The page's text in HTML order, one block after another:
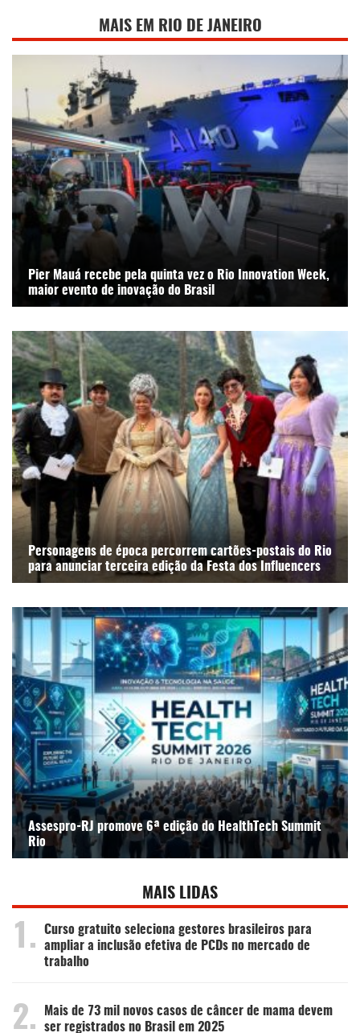
MAIS EM RIO DE JANEIRO
Pier Mauá recebe pela quinta vez o Rio Innovation Week,
maior evento de inovação do Brasil
Personagens de época percorrem cartões-postais do Rio
para anunciar terceira edição da Festa dos Influencers
Assespro-RJ promove 6ª edição do HealthTech Summit
Rio
MAIS LIDAS
1.
Curso gratuito seleciona gestores brasileiros para
ampliar a inclusão efetiva de PCDs no mercado de
trabalho
2.
Mais de 73 mil novos casos de câncer de mama devem
ser registrados no Brasil em 2025